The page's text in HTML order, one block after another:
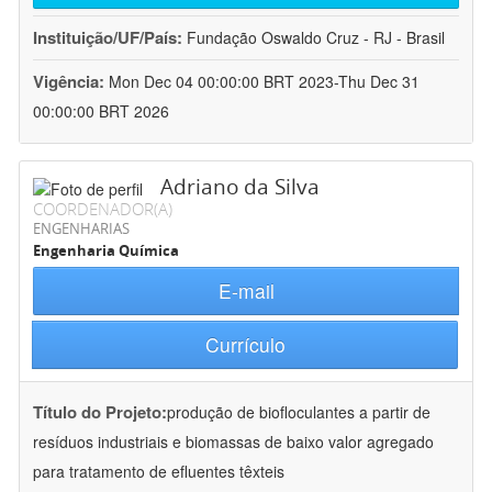
Instituição/UF/País: Fundação Oswaldo Cruz - RJ - Brasil
Vigência: Mon Dec 04 00:00:00 BRT 2023-Thu Dec 31
00:00:00 BRT 2026
Adriano da Silva
COORDENADOR(A)
ENGENHARIAS
Engenharia Química
E-mail
Currículo
Título do Projeto:produção de biofloculantes a partir de
resíduos industriais e biomassas de baixo valor agregado
para tratamento de efluentes têxteis